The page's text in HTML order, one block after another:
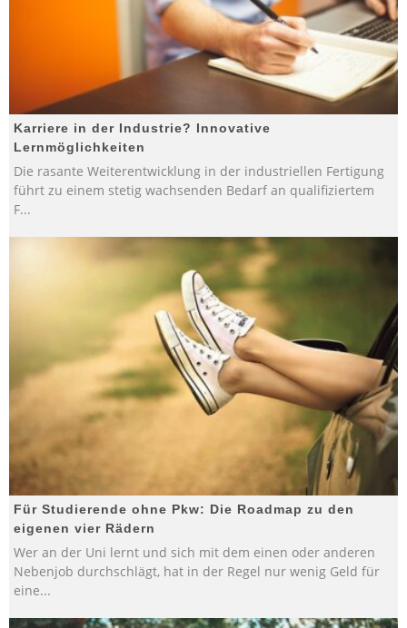
Karriere in der Industrie? Innovative
Lernmöglichkeiten
Die rasante Weiterentwicklung in der industriellen Fertigung
führt zu einem stetig wachsenden Bedarf an qualifiziertem
F...
Für Studierende ohne Pkw: Die Roadmap zu den
eigenen vier Rädern
Wer an der Uni lernt und sich mit dem einen oder anderen
Nebenjob durchschlägt, hat in der Regel nur wenig Geld für
eine...